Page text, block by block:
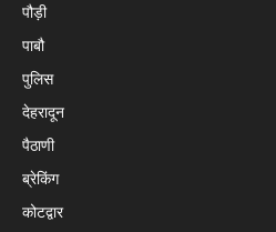
पौड़ी
पाबौ
पुलिस
देहरादून
पैठाणी
ब्रेकिंग
कोटद्वार